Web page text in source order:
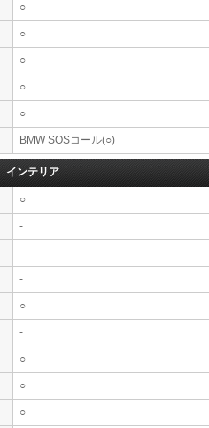
○
○
○
○
○
BMW SOSコール(○)
インテリア
○
-
-
-
○
-
○
○
○